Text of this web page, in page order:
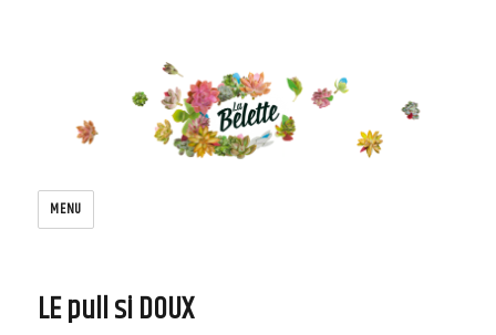
Le blog de la belette
MENU
LE pull si DOUX